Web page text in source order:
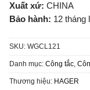
Xuất xứ: CHINA
Bảo hành: 12 tháng
SKU:WGCL121
Danh mục:Công tắc ,
Thương hiệu: HAGER